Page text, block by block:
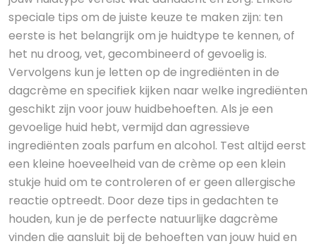
speciale tips om de juiste keuze te maken zijn: ten
eerste is het belangrijk om je huidtype te kennen, of
het nu droog, vet, gecombineerd of gevoelig is.
Vervolgens kun je letten op de ingrediënten in de
dagcrème en specifiek kijken naar welke ingrediënten
geschikt zijn voor jouw huidbehoeften. Als je een
gevoelige huid hebt, vermijd dan agressieve
ingrediënten zoals parfum en alcohol. Test altijd eerst
een kleine hoeveelheid van de crème op een klein
stukje huid om te controleren of er geen allergische
reactie optreedt. Door deze tips in gedachten te
houden, kun je de perfecte natuurlijke dagcrème
vinden die aansluit bij de behoeften van jouw huid en